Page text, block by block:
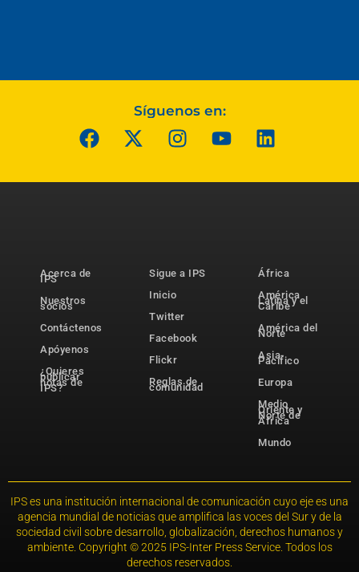
Síguenos en:
Acerca de
IPS
Nuestros
socios
Contáctenos
Apóyenos
¿Quieres
publicar
notas de
IPS?
Sigue a IPS
Inicio
Twitter
Facebook
Flickr
Reglas de
comunidad
África
América
Latina y el
Caribe
América del
Norte
Asia-
Pacífico
Europa
Medio
Oriente y
Norte de
África
Mundo
IPS es una institución internacional de comunicación cuyo eje es una
agencia mundial de noticias que amplifica las voces del Sur y de la
sociedad civil sobre desarrollo, globalización, derechos humanos y
ambiente. Copyright © 2025 IPS-Inter Press Service. Todos los
derechos reservados.